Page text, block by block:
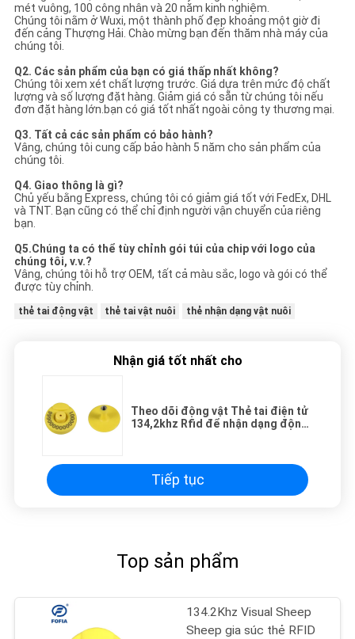
mét vuông, 100 công nhân và 20 năm kinh nghiệm.
Chúng tôi nằm ở Wuxi, một thành phố đẹp khoảng một giờ đi
đến cảng Thượng Hải. Chào mừng bạn đến thăm nhà máy của
chúng tôi.
Q2. Các sản phẩm của bạn có giá thấp nhất không?
Chúng tôi xem xét chất lượng trước. Giá dựa trên mức độ chất
lượng và số lượng đặt hàng. Giảm giá có sẵn từ chúng tôi nếu
đơn đặt hàng lớn.bạn có giá tốt nhất ngoài công ty thương mại.
Q3. Tất cả các sản phẩm có bảo hành?
Vâng, chúng tôi cung cấp bảo hành 5 năm cho sản phẩm của
chúng tôi.
Q4. Giao thông là gì?
Chủ yếu bằng Express, chúng tôi có giảm giá tốt với FedEx, DHL
và TNT. Bạn cũng có thể chỉ định người vận chuyển của riêng
bạn.
Q5.Chúng ta có thể tùy chỉnh gói túi của chip với logo của
chúng tôi, v.v.?
Vâng, chúng tôi hỗ trợ OEM, tất cả màu sắc, logo và gói có thể
được tùy chỉnh.
thẻ tai động vật thẻ tai vật nuôi thẻ nhận dạng vật nuôi
Nhận giá tốt nhất cho
Theo dõi động vật Thẻ tai điện tử
134,2khz Rfid để nhận dạng động
Tiếp tục
Top sản phẩm
134.2Khz Visual Sheep
Sheep gia súc thẻ RFID